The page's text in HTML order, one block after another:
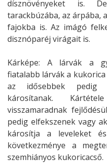
dísznövényeket is.
tarackbúzába, az árpába,
fajokba is. Az imágó
disznóparéj virágait is.
Kárképe: A lárvák a
fiatalabb lárvák a
az idősebbek pedig
károsítanak.
visszamaradnak
pedig elfekszenek vagy
károsítja a leveleket
következménye a
szemhiányos kukoricacső.